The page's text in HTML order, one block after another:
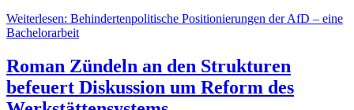
Weiterlesen: Behindertenpolitische Positionierungen der AfD – eine
Bachelorarbeit
Roman Zündeln an den Strukturen
befeuert Diskussion um Reform des